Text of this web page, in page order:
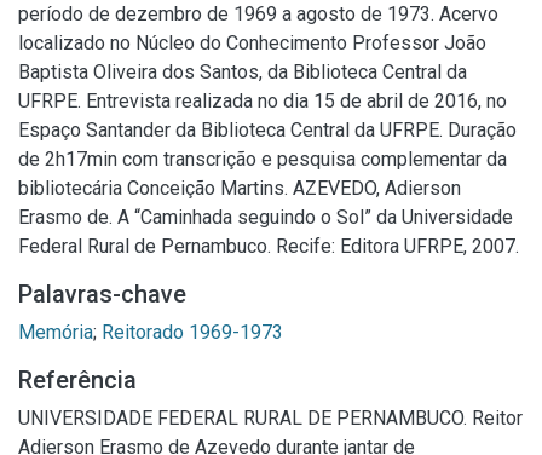
período de dezembro de 1969 a agosto de 1973. Acervo
localizado no Núcleo do Conhecimento Professor João
Baptista Oliveira dos Santos, da Biblioteca Central da
UFRPE. Entrevista realizada no dia 15 de abril de 2016, no
Espaço Santander da Biblioteca Central da UFRPE. Duração
de 2h17min com transcrição e pesquisa complementar da
bibliotecária Conceição Martins. AZEVEDO, Adierson
Erasmo de. A “Caminhada seguindo o Sol” da Universidade
Federal Rural de Pernambuco. Recife: Editora UFRPE, 2007.
Palavras-chave
Memória; Reitorado 1969-1973
Referência
UNIVERSIDADE FEDERAL RURAL DE PERNAMBUCO. Reitor
Adierson Erasmo de Azevedo durante jantar de